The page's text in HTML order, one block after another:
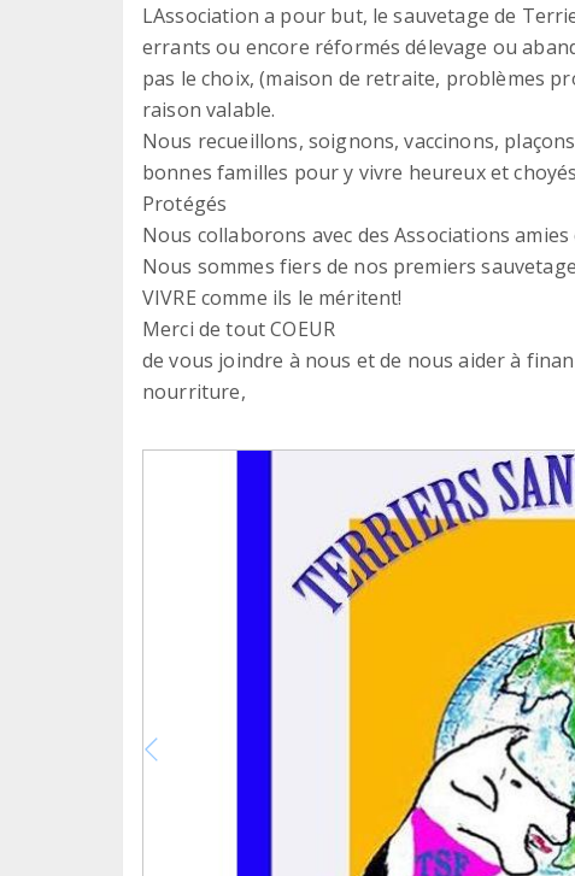
LAssociation a pour but, le sauvetage de
errants ou encore réformés délevage ou
pas le choix, (maison de retraite, problèmes
raison valable.
Nous recueillons, soignons, vaccinons,
bonnes familles pour y vivre heureux et
Protégés
Nous collaborons avec des Associations amies
Nous sommes fiers de nos premiers
VIVRE comme ils le méritent!
Merci de tout COEUR
de vous joindre à nous et de nous aider à
nourriture,